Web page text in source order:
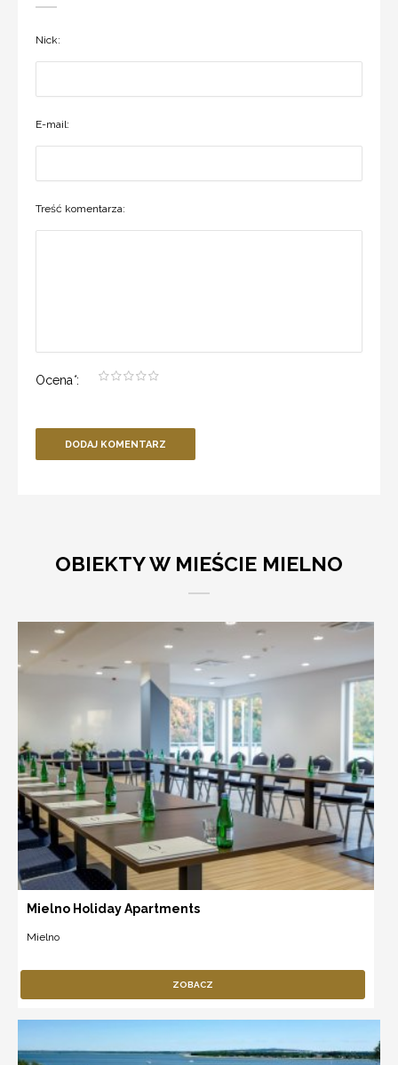
Nick:
E-mail:
Treść komentarza:
Ocena*:
DODAJ KOMENTARZ
OBIEKTY W MIEŚCIE MIELNO
Mielno Holiday Apartments
Mielno
ZOBACZ